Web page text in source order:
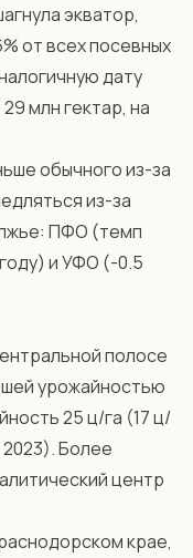
экватор,
от всех посевных
дату
млн гектар, на
обычного из-за
из-за
ПФО (темп
и УФО (-0.5
полосе
урожайностью
25 ц/га (17 ц/
2023). Более
центр
крае,